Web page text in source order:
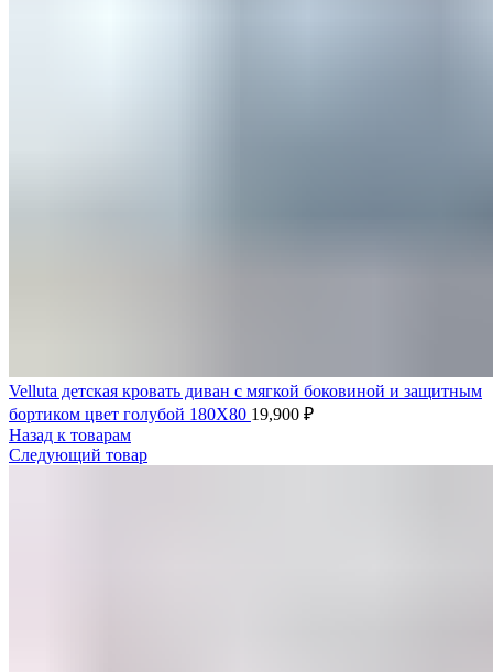
Velluta детская кровать диван с мягкой боковиной и защитным
бортиком цвет голубой 180Х80 19,900 ₽
Назад к товарам
Следующий товар